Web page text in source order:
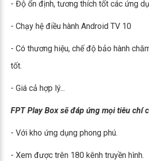
- Độ ổn định, tương thích tốt các ứng
- Chạy hệ điều hành Android TV 10
- Có thương hiệu, chế độ bảo hành
tốt.
- Giá cả hợp lý...
FPT Play Box sẽ đáp ứng mọi tiêu chí
- Với kho ứng dụng phong phú.
- Xem được trên 180 kênh truyền hình.